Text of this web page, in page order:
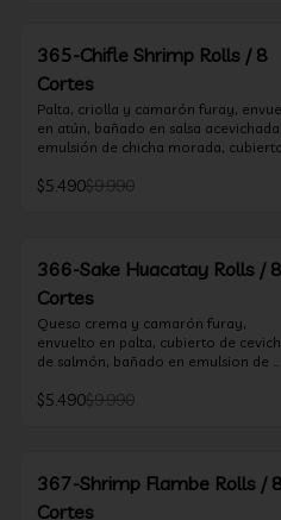
365-Chifle Shrimp Rolls / 8
Cortes
Palta, criolla y camarón furay,
en atún, bañado en salsa
emulsión de chicha morada,
$5.490$9.990
366-Sake Huacatay Rolls / 8
Cortes
Queso crema y camarón furay,
envuelto en palta, cubierto de
de salmón, bañado en emulsion de
$5.490$9.990
367-Shrimp Flambe Rolls /
Cortes